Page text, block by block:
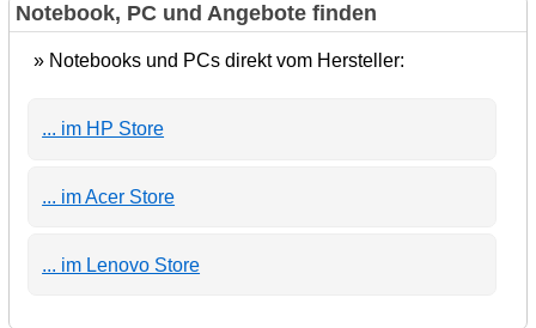
Notebook, PC und Angebote finden
» Notebooks und PCs direkt vom Hersteller:
... im HP Store
... im Acer Store
... im Lenovo Store